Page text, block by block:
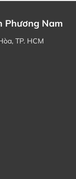
Phương Nam
TP. HCM